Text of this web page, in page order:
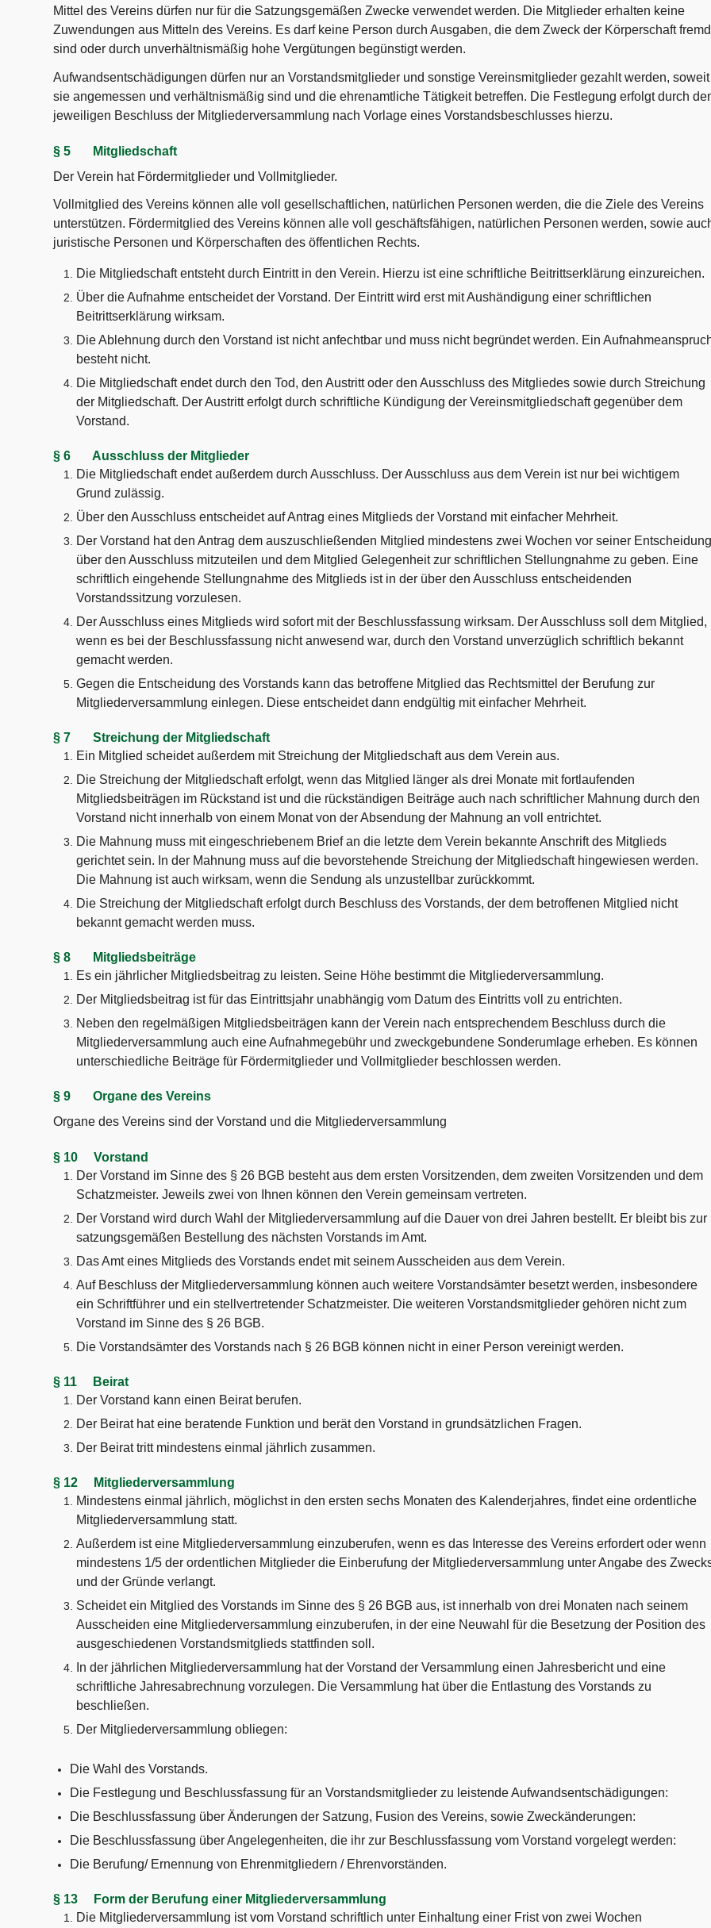
Mittel des Vereins dürfen nur für die Satzungsgemäßen Zwecke verwendet werden. Die Mitglieder erhalten keine
Zuwendungen aus Mitteln des Vereins. Es darf keine Person durch Ausgaben, die dem Zweck der Körperschaft fremd
sind oder durch unverhältnismäßig hohe Vergütungen begünstigt werden.
Aufwandsentschädigungen dürfen nur an Vorstandsmitglieder und sonstige Vereinsmitglieder gezahlt werden, soweit
sie angemessen und verhältnismäßig sind und die ehrenamtliche Tätigkeit betreffen. Die Festlegung erfolgt durch
jeweiligen Beschluss der Mitgliederversammlung nach Vorlage eines Vorstandsbeschlusses hierzu.
§ 5 Mitgliedschaft
Der Verein hat Fördermitglieder und Vollmitglieder.
Vollmitglied des Vereins können alle voll gesellschaftlichen, natürlichen Personen werden, die die Ziele des Vereins
unterstützen. Fördermitglied des Vereins können alle voll geschäftsfähigen, natürlichen Personen werden, sowie
juristische Personen und Körperschaften des öffentlichen Rechts.
Die Mitgliedschaft entsteht durch Eintritt in den Verein. Hierzu ist eine schriftliche Beitrittserklärung einzureichen.
Über die Aufnahme entscheidet der Vorstand. Der Eintritt wird erst mit Aushändigung einer schriftlichen
Beitrittserklärung wirksam.
Die Ablehnung durch den Vorstand ist nicht anfechtbar und muss nicht begründet werden. Ein
besteht nicht.
Die Mitgliedschaft endet durch den Tod, den Austritt oder den Ausschluss des Mitgliedes sowie durch Streichung
der Mitgliedschaft. Der Austritt erfolgt durch schriftliche Kündigung der Vereinsmitgliedschaft gegenüber dem
Vorstand.
§ 6 Ausschluss der Mitglieder
Die Mitgliedschaft endet außerdem durch Ausschluss. Der Ausschluss aus dem Verein ist nur bei wichtigem
Grund zulässig.
Über den Ausschluss entscheidet auf Antrag eines Mitglieds der Vorstand mit einfacher Mehrheit.
Der Vorstand hat den Antrag dem auszuschließenden Mitglied mindestens zwei Wochen vor seiner Entscheidung
über den Ausschluss mitzuteilen und dem Mitglied Gelegenheit zur schriftlichen Stellungnahme zu geben. Eine
schriftlich eingehende Stellungnahme des Mitglieds ist in der über den Ausschluss entscheidenden
Vorstandssitzung vorzulesen.
Der Ausschluss eines Mitglieds wird sofort mit der Beschlussfassung wirksam. Der Ausschluss soll dem Mitglied,
wenn es bei der Beschlussfassung nicht anwesend war, durch den Vorstand unverzüglich schriftlich bekannt
gemacht werden.
Gegen die Entscheidung des Vorstands kann das betroffene Mitglied das Rechtsmittel der Berufung zur
Mitgliederversammlung einlegen. Diese entscheidet dann endgültig mit einfacher Mehrheit.
§ 7 Streichung der Mitgliedschaft
Ein Mitglied scheidet außerdem mit Streichung der Mitgliedschaft aus dem Verein aus.
Die Streichung der Mitgliedschaft erfolgt, wenn das Mitglied länger als drei Monate mit fortlaufenden
Mitgliedsbeiträgen im Rückstand ist und die rückständigen Beiträge auch nach schriftlicher Mahnung durch den
Vorstand nicht innerhalb von einem Monat von der Absendung der Mahnung an voll entrichtet.
Die Mahnung muss mit eingeschriebenem Brief an die letzte dem Verein bekannte Anschrift des Mitglieds
gerichtet sein. In der Mahnung muss auf die bevorstehende Streichung der Mitgliedschaft hingewiesen werden.
Die Mahnung ist auch wirksam, wenn die Sendung als unzustellbar zurückkommt.
Die Streichung der Mitgliedschaft erfolgt durch Beschluss des Vorstands, der dem betroffenen Mitglied nicht
bekannt gemacht werden muss.
§ 8 Mitgliedsbeiträge
Es ein jährlicher Mitgliedsbeitrag zu leisten. Seine Höhe bestimmt die Mitgliederversammlung.
Der Mitgliedsbeitrag ist für das Eintrittsjahr unabhängig vom Datum des Eintritts voll zu entrichten.
Neben den regelmäßigen Mitgliedsbeiträgen kann der Verein nach entsprechendem Beschluss durch die
Mitgliederversammlung auch eine Aufnahmegebühr und zweckgebundene Sonderumlage erheben. Es können
unterschiedliche Beiträge für Fördermitglieder und Vollmitglieder beschlossen werden.
§ 9 Organe des Vereins
Organe des Vereins sind der Vorstand und die Mitgliederversammlung
§ 10 Vorstand
Der Vorstand im Sinne des § 26 BGB besteht aus dem ersten Vorsitzenden, dem zweiten Vorsitzenden und dem
Schatzmeister. Jeweils zwei von Ihnen können den Verein gemeinsam vertreten.
Der Vorstand wird durch Wahl der Mitgliederversammlung auf die Dauer von drei Jahren bestellt. Er bleibt bis zur
satzungsgemäßen Bestellung des nächsten Vorstands im Amt.
Das Amt eines Mitglieds des Vorstands endet mit seinem Ausscheiden aus dem Verein.
Auf Beschluss der Mitgliederversammlung können auch weitere Vorstandsämter besetzt werden, insbesondere
ein Schriftführer und ein stellvertretender Schatzmeister. Die weiteren Vorstandsmitglieder gehören nicht zum
Vorstand im Sinne des § 26 BGB.
Die Vorstandsämter des Vorstands nach § 26 BGB können nicht in einer Person vereinigt werden.
§ 11 Beirat
Der Vorstand kann einen Beirat berufen.
Der Beirat hat eine beratende Funktion und berät den Vorstand in grundsätzlichen Fragen.
Der Beirat tritt mindestens einmal jährlich zusammen.
§ 12 Mitgliederversammlung
Mindestens einmal jährlich, möglichst in den ersten sechs Monaten des Kalenderjahres, findet eine ordentliche
Mitgliederversammlung statt.
Außerdem ist eine Mitgliederversammlung einzuberufen, wenn es das Interesse des Vereins erfordert oder wenn
mindestens 1/5 der ordentlichen Mitglieder die Einberufung der Mitgliederversammlung unter Angabe des
und der Gründe verlangt.
Scheidet ein Mitglied des Vorstands im Sinne des § 26 BGB aus, ist innerhalb von drei Monaten nach seinem
Ausscheiden eine Mitgliederversammlung einzuberufen, in der eine Neuwahl für die Besetzung der Position des
ausgeschiedenen Vorstandsmitglieds stattfinden soll.
In der jährlichen Mitgliederversammlung hat der Vorstand der Versammlung einen Jahresbericht und eine
schriftliche Jahresabrechnung vorzulegen. Die Versammlung hat über die Entlastung des Vorstands zu
beschließen.
Der Mitgliederversammlung obliegen:
Die Wahl des Vorstands.
Die Festlegung und Beschlussfassung für an Vorstandsmitglieder zu leistende Aufwandsentschädigungen:
Die Beschlussfassung über Änderungen der Satzung, Fusion des Vereins, sowie Zweckänderungen:
Die Beschlussfassung über Angelegenheiten, die ihr zur Beschlussfassung vom Vorstand vorgelegt werden:
Die Berufung/ Ernennung von Ehrenmitgliedern / Ehrenvorständen.
§ 13 Form der Berufung einer Mitgliederversammlung
Die Mitgliederversammlung ist vom Vorstand schriftlich unter Einhaltung einer Frist von zwei Wochen